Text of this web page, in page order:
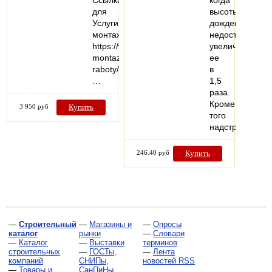
для
Услуги
монтажа:
https://vezuteplo.ru/stroitelno-
montazhnye-
raboty/
3 950 руб Купить
высоты
недостаточно,
увеличивая
ее
в
1,5
раза.
Кроме
того
надстройка…
246.40 руб Купить
— Строительный
каталог
— Каталог
строительных
компаний
— Товары и
— Магазины и
рынки
— Выставки
— ГОСТы,
СНИПы,
СанПиНы
— Опросы
— Словари
терминов
— Лента
новостей RSS